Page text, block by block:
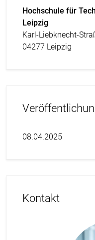
Hochschule für
Leipzig
Karl-Liebknecht-
04277 Leipzig
08.04.2025
Kontakt